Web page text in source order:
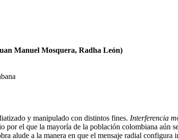
Manuel Mosquera, Radha León)
y manipulado con distintos fines. Interferencia
por el que la mayoría de la población colombiana aún
alude a la manera en que el mensaje radial configura